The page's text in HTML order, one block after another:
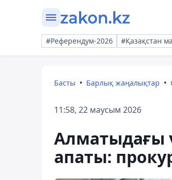
#Референдум-2026 #Қазақстан
Басты Барлық жаңалықтар
11:58, 22 маусым 2026
Алматыдағы
апаты: